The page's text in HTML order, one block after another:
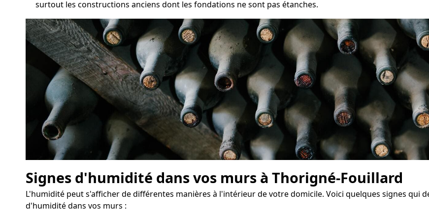
surtout les constructions anciens dont les fondations ne sont pas étanches.
Signes d'humidité dans vos murs à Thorigné-Fouillard
L'humidité peut s'afficher de différentes manières à l'intérieur de votre domicile. Voici quelques signes qui
d'humidité dans vos murs :